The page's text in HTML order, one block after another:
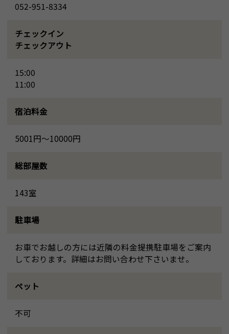
052-951-8334
チェックイン
チェックアウト
15:00
11:00
宿泊料金
5001円～10000円
総部屋数
143室
駐車場
お車でお越しの方には近隣の料金提携駐車場をご案内
しております。詳細はお問い合わせ下さいませ。
ペット
不可